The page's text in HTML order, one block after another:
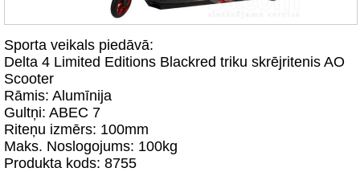
Sporta veikals piedāvā:
Delta 4 Limited Editions Blackred triku skrējritenis AO
Scooter
Rāmis: Alumīnija
Gultņi: ABEC 7
Riteņu izmērs: 100mm
Maks. Noslogojums: 100kg
Produkta kods: 8755